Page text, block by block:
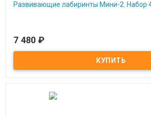
Развивающие лабиринты Мини-2. Набор
Под заказ
Развивающие лабиринты Мини-2. Набор 4 шт.
7 480 ₽